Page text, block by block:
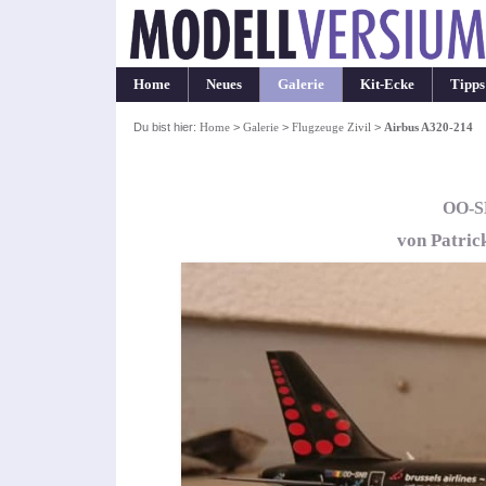
Home Neues Galerie Kit-Ecke
Du bist hier: Home> Galerie> Flugzeuge Zivil > Airbus A320-214
OO-
von